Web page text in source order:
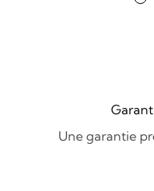
Une garantie